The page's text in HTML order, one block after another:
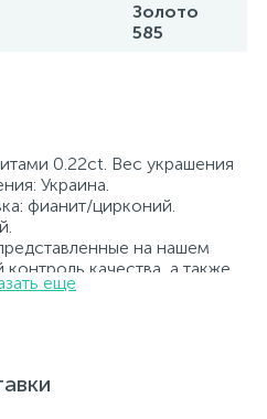
Золото
585
0.22ct. Вес украшения
Украина.
фианит/цирконий.
на нашем
качества, а также
пробирной службой
на сайте могут
от реальных из-за
еще